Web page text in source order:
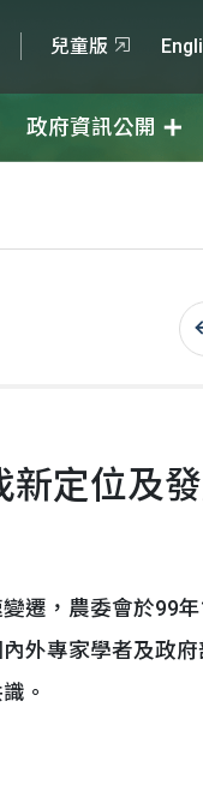
兒童版
政府資訊公開
新定位及
，農委會於99年
外專家學者及政
。